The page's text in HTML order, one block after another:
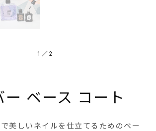
1 ／ 2
ー ベース コート
美しいネイルを仕立てるためのベー